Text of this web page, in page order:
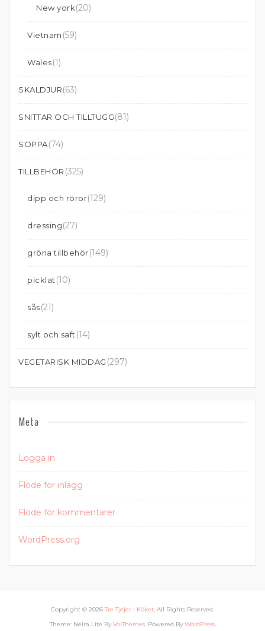
New york(20)
Vietnam (59)
Wales(1)
SKALDJUR(63)
SNITTAR OCH TILLTUGG(81)
SOPPA(74)
TILLBEHÖR (325)
dipp och röror(129)
dressing(27)
gröna tillbehör(149)
picklat (10)
sås(21)
sylt och saft (14)
VEGETARISK MIDDAG (297)
Meta
Logga in
Flöde för inlägg
Flöde för kommentarer
WordPress.org
Copyright © 2026Tre Tjejer I Köket. All Rights Reserved.
Theme: Neira Lite By VolThemes. Powered By WordPress.